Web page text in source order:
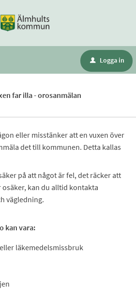
u Logga in
far illa - orosanmälan
eller misstänker att en vuxen över
det till kommunen. Detta kallas
på att något är fel, det räcker att
kan du alltid kontakta
vägledning.
kan vara:
läkemedelsmissbruk